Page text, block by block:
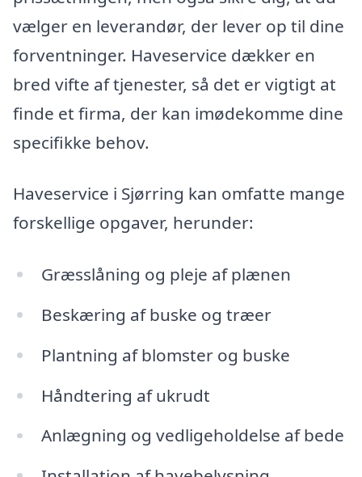
vælger en leverandør, der lever op til dine
forventninger. Haveservice dækker en
bred vifte af tjenester, så det er vigtigt at
finde et firma, der kan imødekomme dine
specifikke behov.
Haveservice i Sjørring kan omfatte mange
forskellige opgaver, herunder:
Græsslåning og pleje af plænen
Beskæring af buske og træer
Plantning af blomster og buske
Håndtering af ukrudt
Anlægning og vedligeholdelse af bede